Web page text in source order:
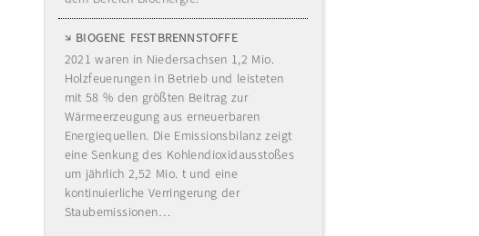
BIOGENE FESTBRENNSTOFFE
2021 waren in Niedersachsen 1,2 Mio.
Holzfeuerungen in Betrieb und leisteten
mit 58 % den größten Beitrag zur
Wärmeerzeugung aus erneuerbaren
Energiequellen. Die Emissionsbilanz zeigt
eine Senkung des Kohlendioxidausstoßes
um jährlich 2,52 Mio. t und eine
kontinuierliche Verringerung der
Staubemissionen…